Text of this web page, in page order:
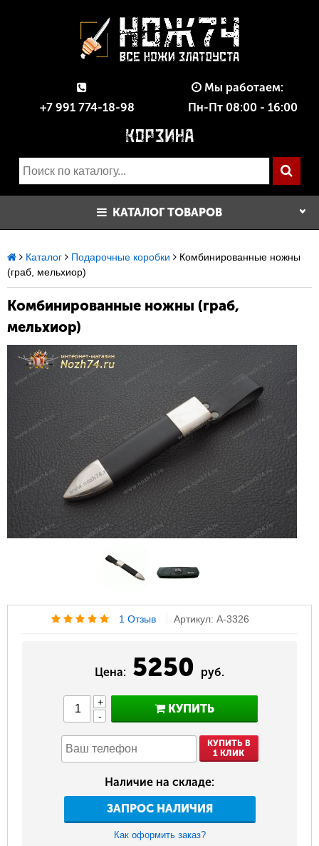
+7 991 774-18-98
Мы работаем:
Пн-Пт 08:00 - 16:00
КАТАЛОГ ТОВАРОВ
Каталог Подарочные коробки
Комбинированные ножны
(граб, мельхиор)
Комбинированные ножны (граб,
мельхиор)
1 Отзыв Артикул: A-3326
Цена: 5250 руб.
+
-
КУПИТЬ
КУПИТЬ В
1 КЛИК
Наличие на складе:
ЗАПРОС НАЛИЧИЯ
Как оформить заказ?